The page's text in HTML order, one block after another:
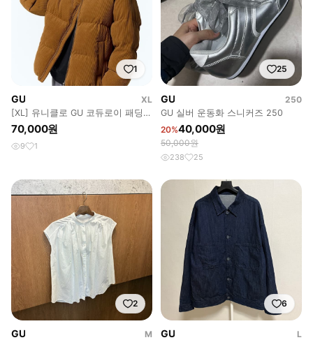
1
GU
XL
[XL] 유니클로 GU 코듀로이 패딩
점퍼 파카 자켓 / 브라운
70,000원
9 1
25
GU
250
GU 실버 운동화 스니커즈 250
20%40,000원
50,000원
238 25
2
GU M
6
GU L